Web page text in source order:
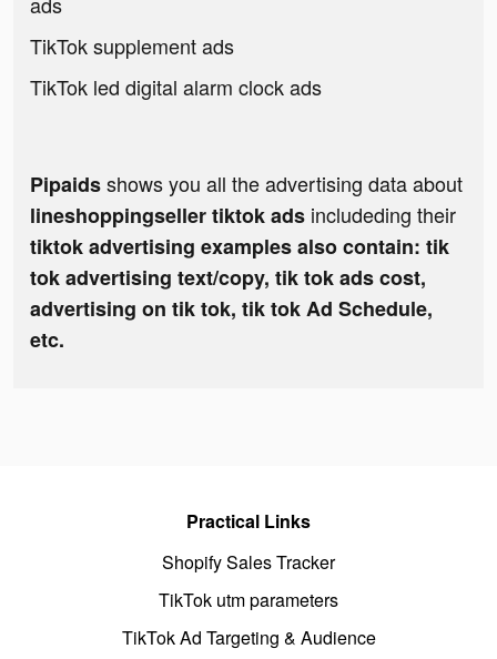
TikTok supplement ads
TikTok led digital alarm clock ads
Pipaidsshows you all the advertising data about
lineshoppingseller tiktok ads includeding their
tiktok advertising examples also contain: tik
tok advertising text/copy, tik tok ads cost,
advertising on tik tok, tik tok Ad Schedule,
etc.
Practical Links
Shopify Sales Tracker
TikTok utm parameters
TikTok Ad Targeting & Audience